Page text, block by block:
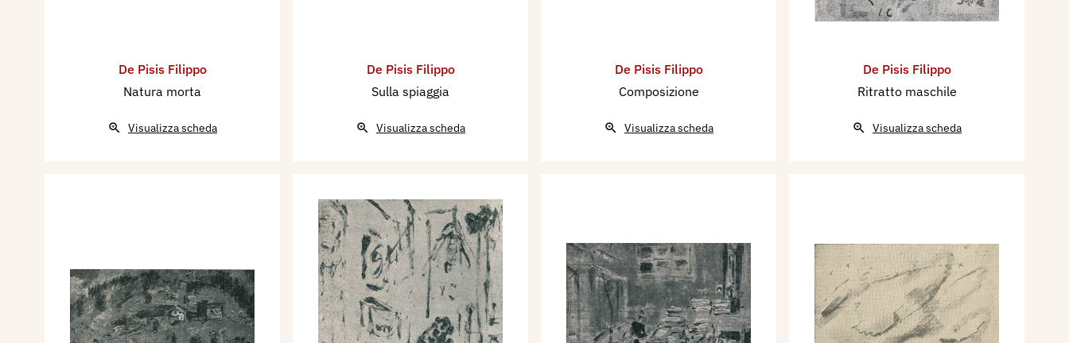
De Pisis Filippo
Natura morta
Visualizza scheda
De Pisis Filippo
Sulla spiaggia
Visualizza scheda
De Pisis Filippo
Composizione
Visualizza scheda
De Pisis Filippo
Ritratto maschile
Visualizza scheda